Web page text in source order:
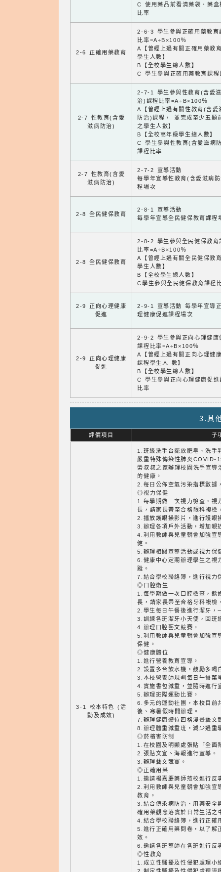
C 使用藥品前看清藥袋、藥盒
比率
2-6 正確用藥教育
2-6-3 學生參與正確用藥教育
比率=A÷B×100％
A【曾經上過有關正確用藥教
學生人數】
B【全校學生總人數】
C 學生參與正確用藥教育課程
2-7 性教育(含愛
滋病防治)
2-7-1 學生參與性教育(含愛
治)課程比率=A÷B×100％
A【曾經上過有關性教育(含愛
防治)課程， 並完成至少五題
之學生人數】
B【全校高年級學生總人數】
C 學生參與性教育(含愛滋病
課程比率
2-7 性教育(含愛
滋病防治)
2-7-2 宣導活動
每學年宣導性教育(含愛滋病
程場次
2-8 全民健保教育
2-8-1 宣導活動
每學年宣導全民健保教育課程
2-8 全民健保教育
2-8-2 學生參與全民健保教育
比率=A÷B×100％
A【曾經上過有關全民健保教
學生人數】
B【全校學生總人數】
C學生參與全民健保教育課程
2-9 正向心理健康
促進
2-9-1 宣導活動 每學年宣導
理健康促進課程場次
2-9 正向心理健康
促進
2-9-2 學生參與正向心理健康
課程比率=A÷B×100％
A【曾經上過有關正向心理健
課程學生人 數】
B【全校學生總人數】
C 學生參與正向心理健康促進
比率
3.其
評價項目 子
3-1 校本特色 (活
動及成效)
1.班級洗手台擺放肥皂、洗手
嚴重特殊傳染性肺炎COVID-
勞叔叔之家辦理校園洗手宣導
的健康。
2.每日公佈空氣污染指標數據
◎視力保健
1.每學期做一次視力檢查，視
長，請家長帶至合格眼科複檢
2.播放護眼操影片，進行護眼
3.辦理各項戶外活動，增加親
4.利用教師與兒童朝會加強宣
健。
5.辦理相關宣導活動或視力保
6.健康中心定期辦理學生之視
蹤。
7.結合學校聯絡簿，進行視力
◎口腔衛生
1.每學期做一次口腔檢查，齲
長，請家長帶至合格牙科複檢
2.學生每日午餐後進行潔牙，
3.訓練各班潔牙小天使，回班
4.辦理口腔藝文競賽。
5.利用教師與兒童朝會加強宣
保健。
◎健康體位
1.進行營養教育宣導。
2.設置多台飲水機，鼓勵多喝
3.本校營養師規劃每日午餐菜
4.實施書包減重，並隨時進行
5.辦理班際運動比賽。
6.多元的運動社團，本校目前
後、寒暑假時間辦理。
7.辦理健康體位四格漫畫藝文
8.辦理體重減重班，減少過重
◎菸檳害防制
1.在校園及明顯處張貼「全面
2.張貼文宣、海報進行宣導。
3.辦理藝文競賽。
◎正確用藥
1.邀請楊嘉慶藥師蒞校進行反
2.利用教師與兒童朝會加強宣
教育。
3.結合傳染病防治、用藥安全
確用藥觀念落實於日常生活之
4.結合學校聯絡簿，進行正確
5.進行正確用藥問卷，以了解
效。
6.邀請各班導師在各班進行反
◎性教育
1.成立性騷擾及性侵犯處理小